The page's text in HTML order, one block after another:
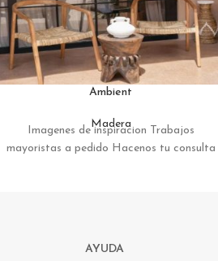
Ambient
Madera
Imagenes de inspiracion Trabajos
mayoristas a pedido Hacenos tu consulta
AYUDA